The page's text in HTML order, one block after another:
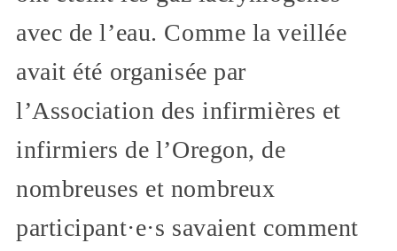
avec de l’eau. Comme la veillée
avait été organisée par
l’Association des infirmières et
infirmiers de l’Oregon, de
nombreuses et nombreux
participant·e·s savaient comment